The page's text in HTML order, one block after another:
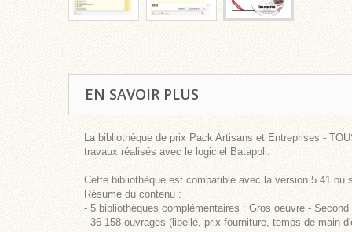
EN SAVOIR PLUS
La bibliothèque de prix Pack Artisans et Entreprises -
travaux réalisés avec le logiciel Batappli.
Cette bibliothèque est compatible avec la version 5.41 ou
Résumé du contenu :
- 5 bibliothèques complémentaires : Gros oeuvre -
- 36 158 ouvrages (libellé, prix fourniture, temps de main